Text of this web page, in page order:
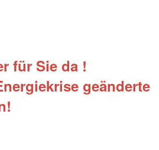
für Sie da !
geänderte